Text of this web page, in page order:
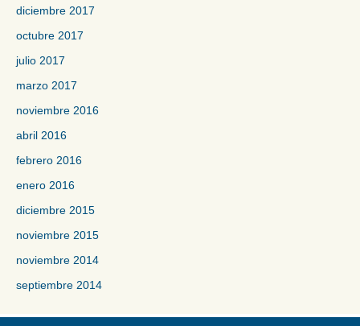
diciembre 2017
octubre 2017
julio 2017
marzo 2017
noviembre 2016
abril 2016
febrero 2016
enero 2016
diciembre 2015
noviembre 2015
noviembre 2014
septiembre 2014